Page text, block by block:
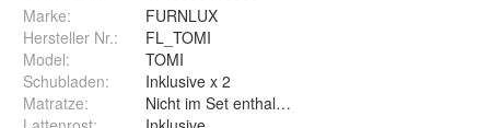
Marke:
FURNLUX
Hersteller Nr.:
FL_TOMI
Model:
TOMI
Schubladen:
Inklusive x 2
Matratze:
Nicht im Set enthalten